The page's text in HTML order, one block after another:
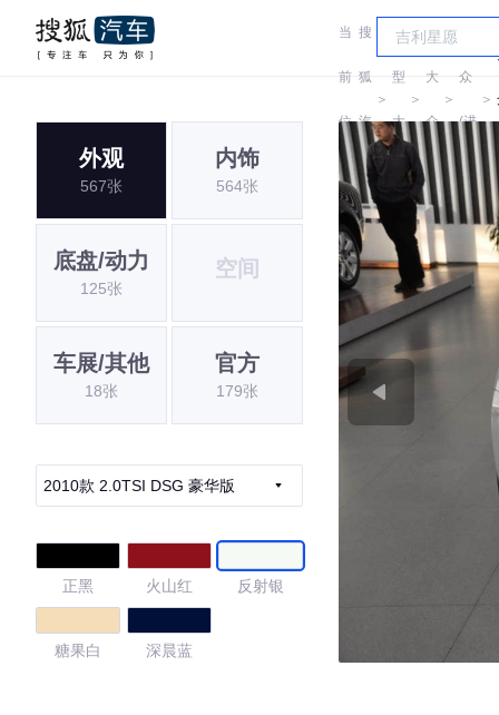
当
前
位
置:
搜
狐
汽
车
＞
车
型
大
＞
大
众
＞
众
(进
口)
＞
外观
567张
内饰
564张
底盘/动力
125张
空间
车展/其他
18张
官方
179张
2010款 2.0TSI DSG 豪华版
正黑 火山红 反射银
糖果白 深晨蓝